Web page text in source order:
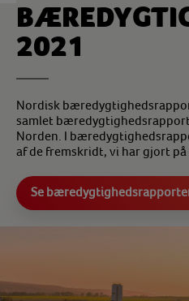
2021
Nordisk
samlet
Norden. I
af de fremskridt, vi har gjort
Se